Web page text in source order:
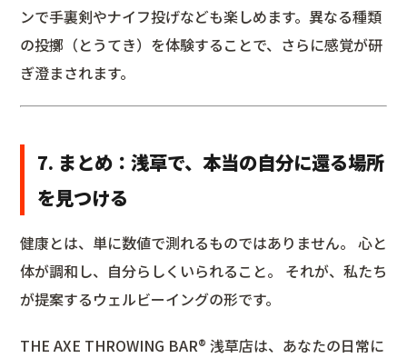
ンで手裏剣やナイフ投げなども楽しめます。異なる種類
の投擲（とうてき）を体験することで、さらに感覚が研
ぎ澄まされます。
7. まとめ：浅草で、本当の自分に還る場所
を見つける
健康とは、単に数値で測れるものではありません。 心と
体が調和し、自分らしくいられること。 それが、私たち
が提案するウェルビーイングの形です。
THE AXE THROWING BAR®︎ 浅草店は、あなたの日常に